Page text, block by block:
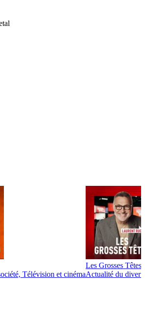
Télévision et cinéma
Les Grosses Têtes
Actualité du